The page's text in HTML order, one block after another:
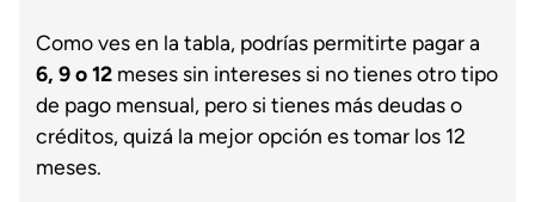
Como ves en la tabla, podrías permitirte pagar a
6, 9 o 12 meses sin intereses si no tienes otro tipo
de pago mensual, pero si tienes más deudas o
créditos, quizá la mejor opción es tomar los 12
meses.